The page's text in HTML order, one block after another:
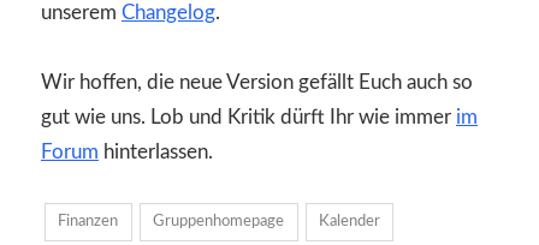
unserem Changelog.
Wir hoffen, die neue Version gefällt Euch auch so
gut wie uns. Lob und Kritik dürft Ihr wie immer im
Forum hinterlassen.
Finanzen Gruppenhomepage Kalender